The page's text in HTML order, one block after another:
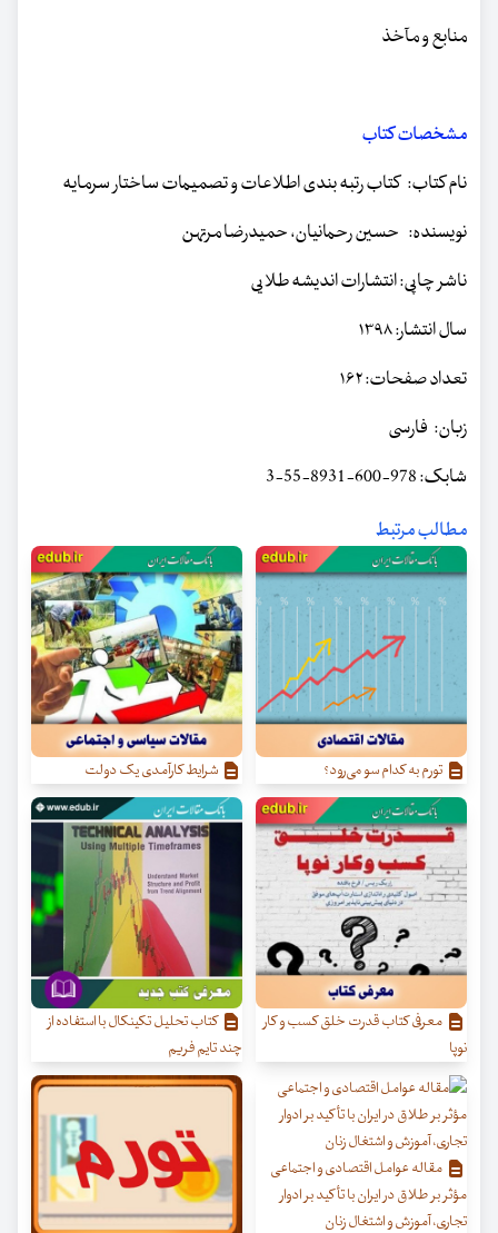
منابع و مآخذ
مشخصات کتاب
نام کتاب: کتاب رتبه بندی اطلاعات و تصمیمات ساختار سرمایه
نویسنده: حسین رحمانیان، حمیدرضا مرتهن
ناشر چاپی: انتشارات اندیشه طلایی
سال انتشار: ۱۳۹۸
تعداد صفحات: ۱۶۲
زبان: فارسی
شابک: 978-600-8931-55-3
مطالب مرتبط
تورم به کدام سو می‌رود؟ شرایط کارآمدی یک دولت
معرفی کتاب قدرت خلق کسب‌ و کار
نوپا
کتاب تحلیل تکینکال با استفاده از
چند تایم ‌فریم
مقاله عوامل اقتصادی و اجتماعی
مؤثر بر طلاق در ایران با تأکید بر ادوار
تجاری، آموزش و اشتغال زنان